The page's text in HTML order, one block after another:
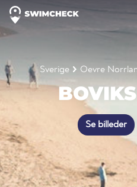
Sverige Oevre
Se billeder